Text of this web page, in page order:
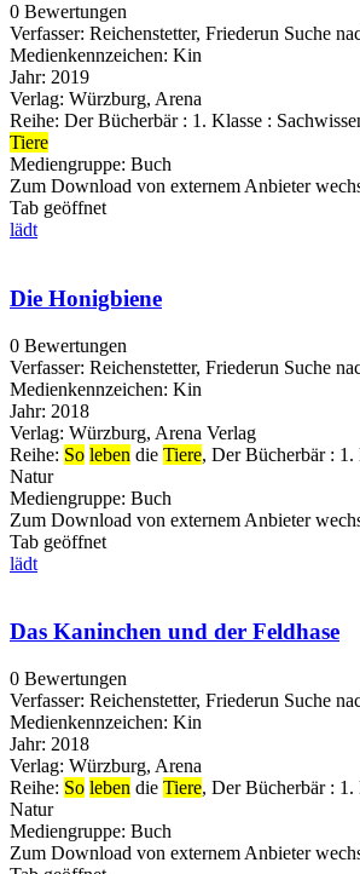
0 Bewertungen
Verfasser: Reichenstetter, Friederun Suche
Medienkennzeichen: Kin
Jahr: 2019
Verlag: Würzburg, Arena
Reihe: Der Bücherbär : 1. Klasse :
Tiere
Mediengruppe: Buch
Zum Download von externem Anbieter
Tab geöffnet
lädt
Die Honigbiene
0 Bewertungen
Verfasser: Reichenstetter, Friederun Suche
Medienkennzeichen: Kin
Jahr: 2018
Verlag: Würzburg, Arena Verlag
Reihe: So leben die Tiere, Der Bücherbär : 1.
Natur
Mediengruppe: Buch
Zum Download von externem Anbieter
Tab geöffnet
lädt
Das Kaninchen und der Feldhase
0 Bewertungen
Verfasser: Reichenstetter, Friederun Suche
Medienkennzeichen: Kin
Jahr: 2018
Verlag: Würzburg, Arena
Reihe: So leben die Tiere, Der Bücherbär : 1.
Natur
Mediengruppe: Buch
Zum Download von externem Anbieter